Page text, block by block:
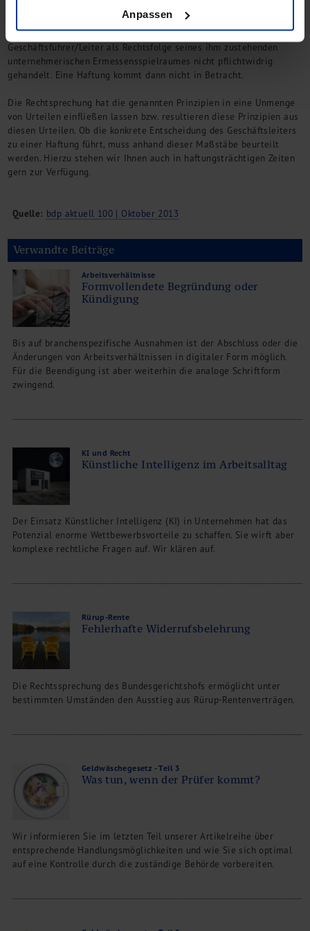
Anpassen
Liegen die vorgenannten Anwendungsvoraussetzungen vor, hat der
Geschäftsführer/Leiter als Rechtsfolge seines ihm zustehenden
unternehmerischen Ermessensspielraumes nicht pflichtwidrig
gehandelt. Eine Haftung kommt dann nicht in Betracht.
Die Rechtsprechung hat die genannten Prinzipien in eine Unmenge
von Urteilen einfließen lassen bzw. resultieren diese Prinzipien aus
diesen Urteilen. Ob die konkrete Entscheidung des Geschäftsleiters
zu einer Haftung führt, muss anhand dieser Maßstäbe beurteilt
werden. Hierzu stehen wir Ihnen auch in haftungsträchtigen Zeiten
gern zur Verfügung.
Quelle: bdp aktuell 100 | Oktober 2013
Verwandte Beiträge
Arbeitsverhältnisse
Formvollendete Begründung oder
Kündigung
Bis auf branchenspezifische Ausnahmen ist der Abschluss oder die
Änderungen von Arbeitsverhältnissen in digitaler Form möglich.
Für die Beendigung ist aber weiterhin die analoge Schriftform
zwingend.
KI und Recht
Künstliche Intelligenz im Arbeitsalltag
Der Einsatz Künstlicher Intelligenz (KI) in Unternehmen hat das
Potenzial enorme Wettbewerbsvorteile zu schaffen. Sie wirft aber
komplexe rechtliche Fragen auf. Wir klären auf.
Rürup-Rente
Fehlerhafte Widerrufsbelehrung
Die Rechtssprechung des Bundesgerichtshofs ermöglicht unter
bestimmten Umständen den Ausstieg aus Rürup-Rentenverträgen.
Geldwäschegesetz - Teil 3
Was tun, wenn der Prüfer kommt?
Wir informieren Sie im letzten Teil unserer Artikelreihe über
entsprechende Handlungsmöglichkeiten und wie Sie sich optimal
auf eine Kontrolle durch die zuständige Behörde vorbereiten.